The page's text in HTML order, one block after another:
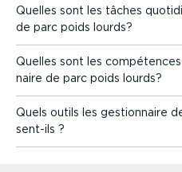
Quelles sont les tâches
de parc poids lourds?
Quelles sont les
naire de parc poids lourds?
Quels outils les gestion­naire
sent-ils ?